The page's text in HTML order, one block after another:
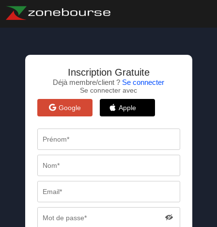
Inscription Gratuite
Déjà membre/client ? Se connecter
Se connecter avec
Google Apple